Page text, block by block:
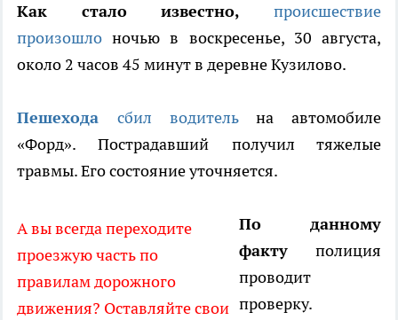
Как стало известно,
происшествие
произошло ночью в воскресенье, 30 августа,
около 2 часов 45 минут в деревне Кузилово.
Пешехода сбил водительна автомобиле
«Форд». Пострадавший получил тяжелые
травмы. Его состояние уточняется.
А вы всегда переходите
проезжую часть по
правилам дорожного
движения? Оставляйте свои
По данному
факту полиция
проводит
проверку.